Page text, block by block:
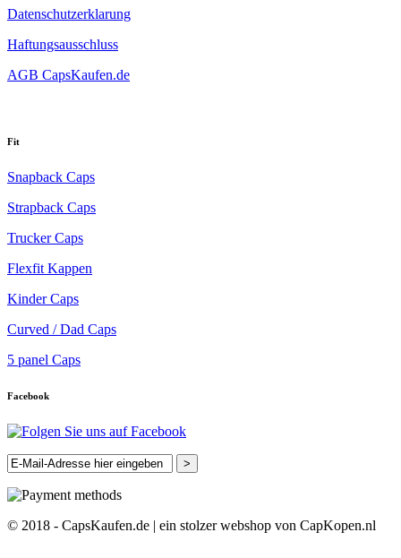
Datenschutzerklarung
Haftungsausschluss
AGB CapsKaufen.de
Fit
Snapback Caps
Strapback Caps
Trucker Caps
Flexfit Kappen
Kinder Caps
Curved / Dad Caps
5 panel Caps
Facebook
>
© 2018 - CapsKaufen.de | ein stolzer webshop von CapKopen.nl